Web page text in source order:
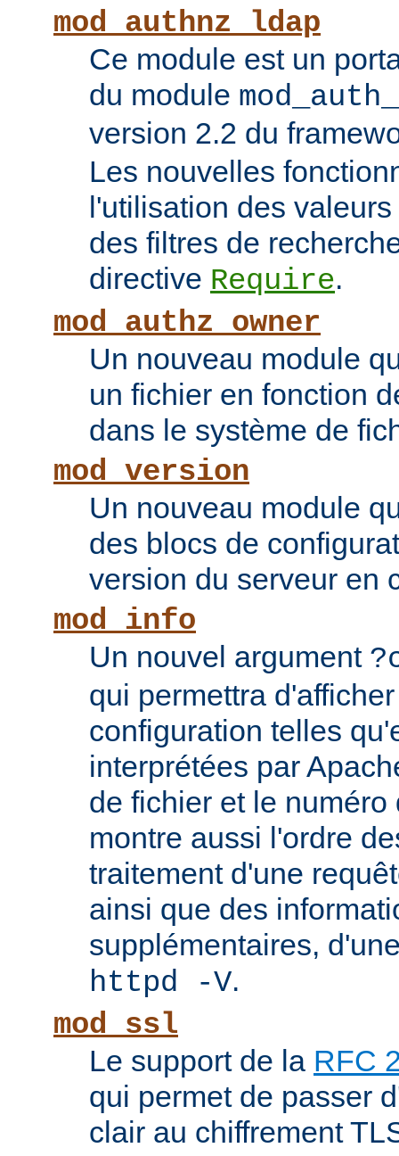
mod_authnz_ldap
Ce module est un
du module
version 2.2 du
Les nouvelles
l'utilisation des
des filtres de
directive Require.
mod_authz_owner
Un nouveau module
un fichier en fonction
dans le système de
mod_version
Un nouveau module
des blocs de
version du serveur en
mod_info
Un nouvel argument
qui permettra
configuration telles
interprétées par
de fichier et le
montre aussi l'ordre
traitement d'une
ainsi que des
supplémentaires,
httpd -V.
mod_ssl
Le support de la RFC
qui permet de passer
clair au chiffrement